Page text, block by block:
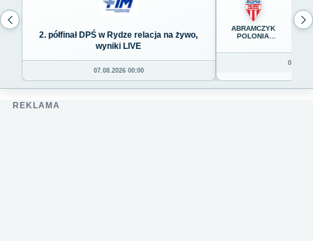
2. półfinał DPŚ w Rydze relacja na żywo,
wyniki LIVE
07.08.2026 00:00
ABRAMCZYK
POLONIA
65
REKLAMA